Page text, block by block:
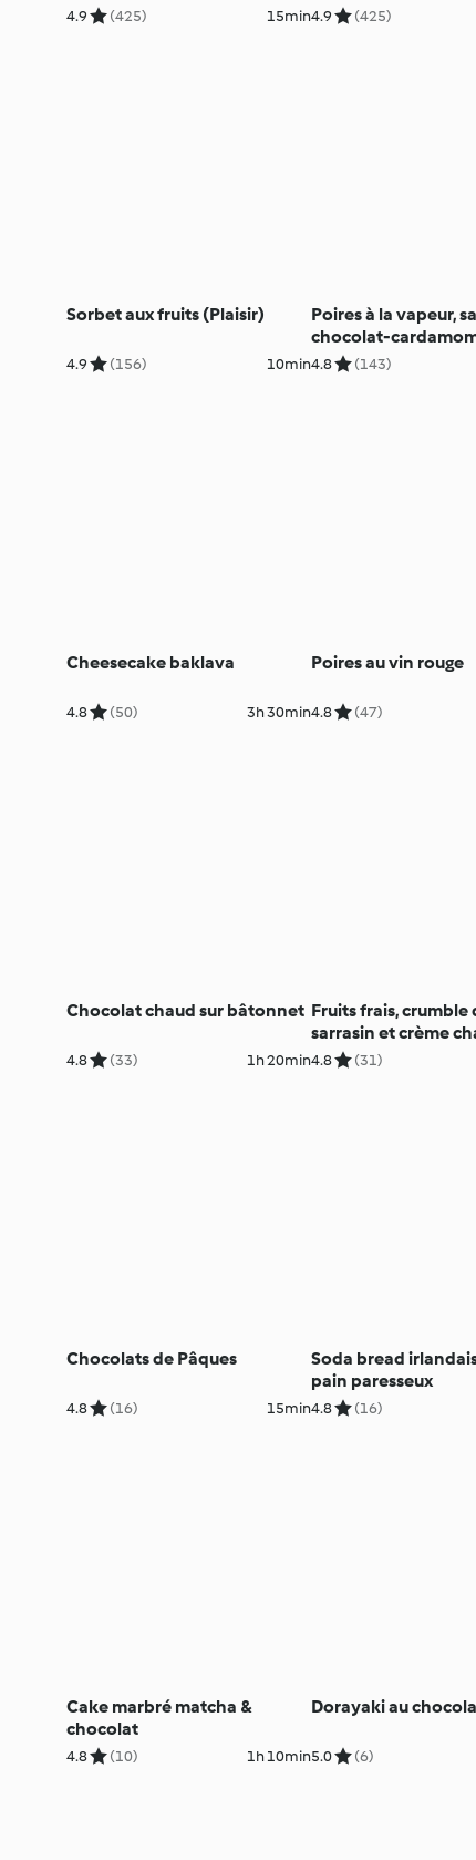
4.9 (425) 15min4.9 (425)
Sorbet aux fruits (Plaisir)
4.9 (156) 10min
Poires à la vapeur,
chocolat-
4.8 (143)
Cheesecake baklava
4.8 (50) 3h 30min
Poires au vin rouge
4.8 (47)
Chocolat chaud sur bâtonnet
4.8 (33) 1h 20min
Fruits frais, crumble
sarrasin et crème
4.8 (31)
Chocolats de Pâques
4.8 (16) 15min
Soda bread
pain paresseux
4.8 (16)
Cake marbré matcha &
chocolat
4.8 (10) 1h 10min
Dorayaki au
5.0 (6)